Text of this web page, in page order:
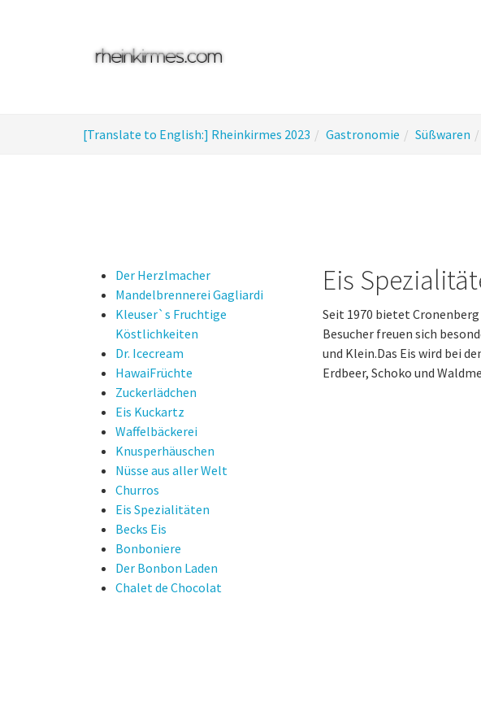
are
[Translate to English:] Rheinkirmes 2023 Gastronomie Süßwaren
Der Herzlmacher
Mandelbrennerei Gagliardi
Kleuser`s Fruchtige
Köstlichkeiten
Dr. Icecream
HawaiFrüchte
Zuckerlädchen
Eis Kuckartz
Waffelbäckerei
Knusperhäuschen
Nüsse aus aller Welt
Churros
Eis Spezialitäten
Becks Eis
Bonboniere
Der Bonbon Laden
Chalet de Chocolat
Eis
Seit 1970 bietet
Besucher freuen sich
und Klein.Das Eis wird bei
Erdbeer, Schoko und